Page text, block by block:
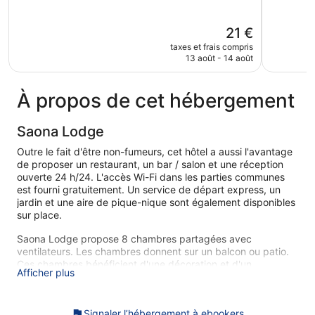
Le
nouveau
prix
21 €
taxes et frais compris
13 août - 14 août
À propos de cet hébergement
Saona Lodge
Outre le fait d'être non-fumeurs, cet hôtel a aussi l'avantage
de proposer un restaurant, un bar / salon et une réception
ouverte 24 h/24. L'accès Wi-Fi dans les parties communes
est fourni gratuitement. Un service de départ express, un
jardin et une aire de pique-nique sont également disponibles
sur place.
Saona Lodge propose 8 chambres partagées avec
ventilateurs. Les chambres donnent sur un balcon ou patio.
Ces chambres bénéficient d'une décoration et d'un
ameublement personnalisés et comprennent des bureaux.
Afficher plus